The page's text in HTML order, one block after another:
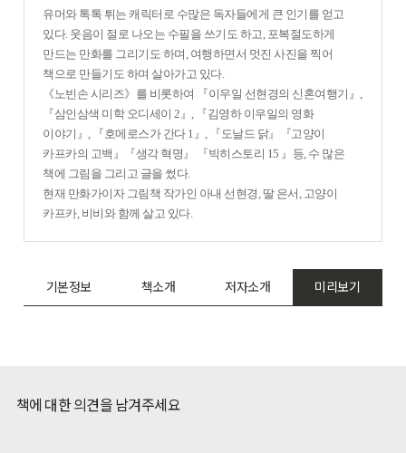
유머와 톡톡 튀는 캐릭터로 수많은 독자들에게 큰 인기를 얻고
있다. 웃음이 절로 나오는 수필을 쓰기도 하고, 포복절도하게
만드는 만화를 그리기도 하며, 여행하면서 멋진 사진을 찍어
책으로 만들기도 하며 살아가고 있다.
《노빈손 시리즈》를 비롯하여 『이우일 선현경의 신혼여행기』,
『삼인삼색 미학 오디세이 2』, 『김영하 이우일의 영화
이야기』, 『호메로스가 간다 1』, 『도날드 닭』『고양이
카프카의 고백』『생각 혁명』 『빅히스토리 15 』등, 수 많은
책에 그림을 그리고 글을 썼다.
현재 만화가이자 그림책 작가인 아내 선현경, 딸 은서, 고양이
카프카, 비비와 함께 살고 있다.
기본정보 책소개 저자소개 미리보기
책에 대한 의견을 남겨주세요